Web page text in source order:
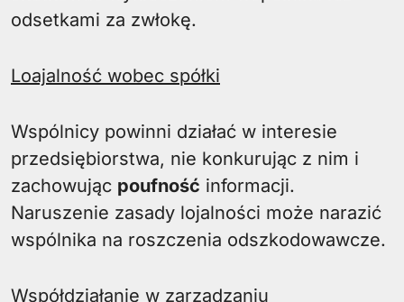
odsetkami za zwłokę.
Loajalność wobec spółki
Wspólnicy powinni działać w interesie
przedsiębiorstwa, nie konkurując z nim i
zachowując poufność informacji.
Naruszenie zasady lojalności może narazić
wspólnika na roszczenia odszkodowawcze.
Współdziałanie w zarządzaniu